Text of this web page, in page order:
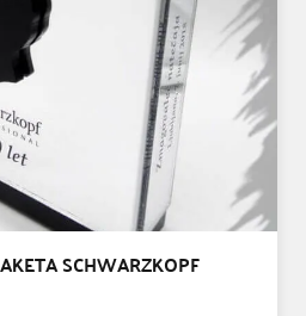
SCHWARZKOPF